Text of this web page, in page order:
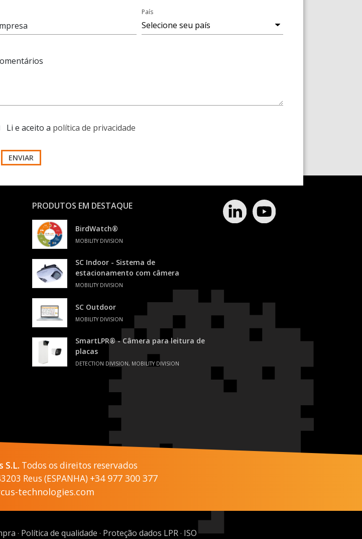
País
Li e aceito a política de privacidade
ENVIAR
PRODUTOS EM DESTAQUE
BirdWatch®
MOBILITY DIVISION
SC Indoor - Sistema de
estacionamento com câmera
MOBILITY DIVISION
SC Outdoor
MOBILITY DIVISION
SmartLPR® - Câmera para leitura de
placas
DETECTION DIVISION, MOBILITY DIVISION
S.L. Todos os direitos reservados
Reus (ESPANHA) +34 977 300 377
technologies.com
· Política de qualidade · Proteção dados LPR· ISO